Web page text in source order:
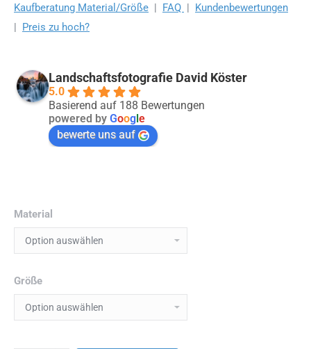
Kaufberatung Material/Größe | FAQ | Kundenbewertungen
| Preis zu hoch?
Landschaftsfotografie David Köster
5.0
Basierend auf 188 Bewertungen
powered by Google
bewerte uns auf
Material
Größe